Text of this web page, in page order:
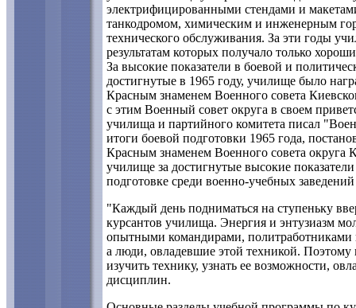
электрифицированными стендами и
танкодромом, химическим и инженерным
технического обслуживания. За эти годы
результатам которых получало только
За высокие показатели в боевой и
достигнутые в 1965 году, училище было
Красным знаменем Военного совета
с этим Военный совет округа в своем
училища и партийного комитета писал
итоги боевой подготовки 1965 года,
Красным знаменем Военного совета округа
училище за достигнутые высокие
подготовке среди военно-учебных
"Каждый день подниматься на ступеньку
курсантов училища. Энергия и энтузиазм
опытными командирами, политработниками
а люди, овладевшие этой техникой. Поэтому
изучить технику, узнать ее возможности,
дисциплин.